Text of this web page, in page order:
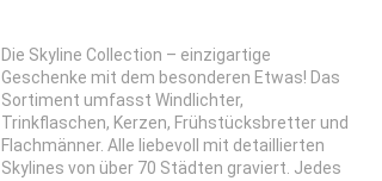
Die Skyline Collection – einzigartige
Geschenke mit dem besonderen Etwas! Das
Sortiment umfasst Windlichter,
Trinkflaschen, Kerzen, Frühstücksbretter und
Flachmänner. Alle liebevoll mit detaillierten
Skylines von über 70 Städten graviert. Jedes